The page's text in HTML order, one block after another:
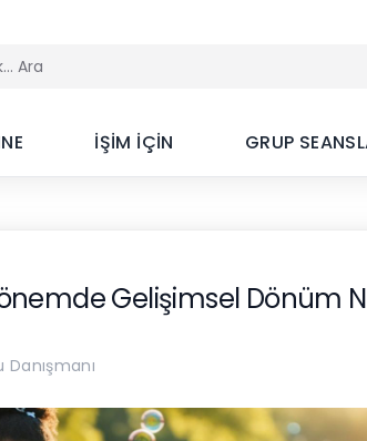
İŞİM İÇİN GRUP
Gelişimsel Dönüm